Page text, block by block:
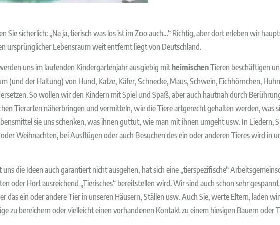
Sie sicherlich: „Na ja, tierisch was los ist im Zoo auch…“ Richtig, aber dort erleben wir
ursprünglicher Lebensraum weit entfernt liegt von Deutschland.
uns im laufenden Kindergartenjahr ausgiebig mit heimischenTieren beschäftigen
(und der Haltung) von Hund, Katze, Käfer, Schnecke, Maus, Schwein, Eichhörnchen,
So wollen wir den Kindern mit Spiel und Spaß, aber auch hautnah durch
Tierarten näherbringen und vermitteln, wie die Tiere artgerecht gehalten werden, was
sie uns schenken, was ihnen guttut, wie man mit ihnen umgeht usw. In Liedern,
Weihnachten, bei Ausflügen oder auch Besuchen des ein oder anderen Tieres wird in
uns die Ideen auch garantiert nicht ausgehen, hat sich eine „tierspezifische“
oder Hort ausreichend „Tierisches“ bereitstellen wird. Wir sind auch schon sehr
das ein oder andere Tier in unseren Häusern, Ställen usw. Auch Sie, werte Eltern, laden
zu bereichern oder vielleicht einen vorhandenen Kontakt zu einem hiesigen Bauern oder